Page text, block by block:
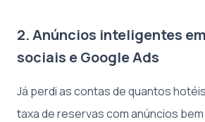
2. Anúncios inteligentes
sociais e Google Ads
Já perdi as contas de quantos
taxa de reservas com anúncios